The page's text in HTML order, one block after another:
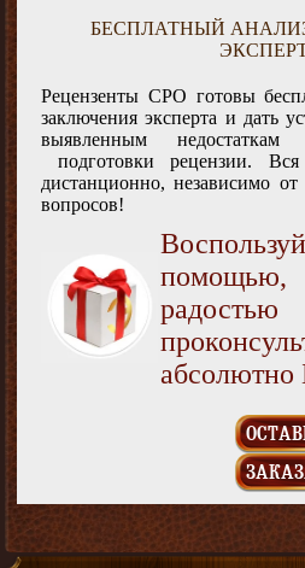
БЕСПЛАТНЫЙ
Рецензенты СРО готовы
заключения эксперта и дать
выявленным недостаткам
подготовки рецензии. Вся
дистанционно, независимо
вопросов!
радостью